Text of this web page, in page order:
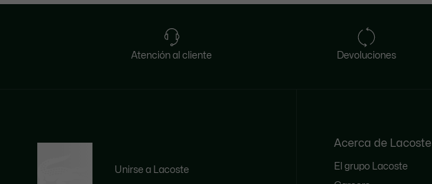
Atención al cliente Devoluciones
Unirse a Lacoste
Acerca de Lacoste
El grupo Lacoste